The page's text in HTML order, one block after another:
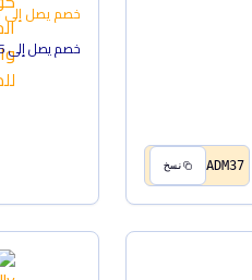
ADM37 نسخ
خصم يصل إلى 15%
خصم يصل إلى 15% على عروضموقع أنوثة